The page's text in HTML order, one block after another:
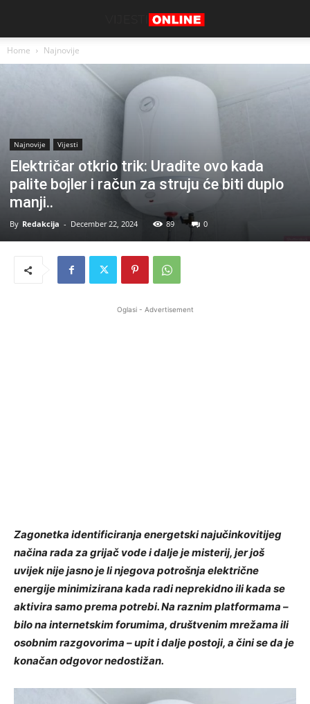
Home Najnovije
Najnovije Vijesti
Električar otkrio trik: Uradite ovo kada
palite bojler i račun za struju će biti duplo
manji..
By Redakcija - December 22, 2024 89 0
Oglasi - Advertisement
Zagonetka identificiranja energetski najučinkovitijeg
načina rada za grijač vode i dalje je misterij, jer još
uvijek nije jasno je li njegova potrošnja električne
energije minimizirana kada radi neprekidno ili kada se
aktivira samo prema potrebi. Na raznim platformama –
bilo na internetskim forumima, društvenim mrežama ili
osobnim razgovorima – upit i dalje postoji, a čini se da je
konačan odgovor nedostižan.